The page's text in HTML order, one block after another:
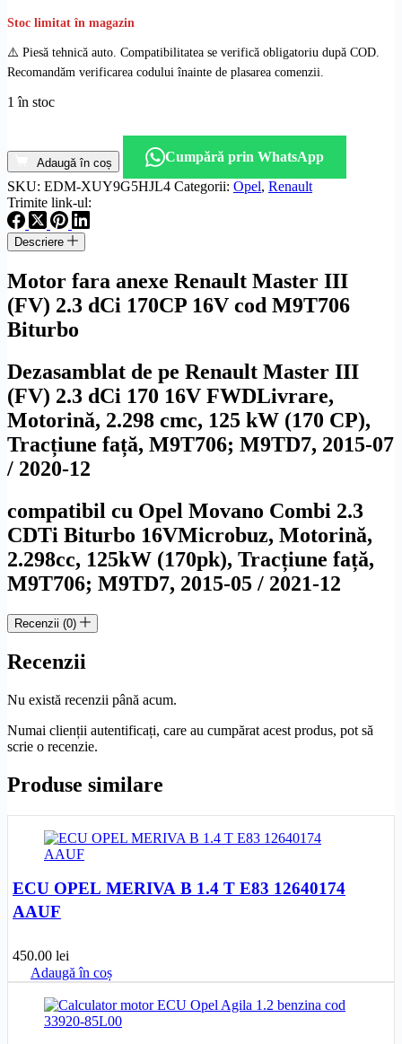
Stoc limitat în magazin
⚠️ Piesă tehnică auto. Compatibilitatea se verifică obligatoriu după COD.
Recomandăm verificarea codului înainte de plasarea comenzii.
1 în stoc
Motor
anexe
Renault
Master
III
(FV)
dCi
170CP
16V
cod
M9T706
Adaugă în coș
Cumpără prin WhatsApp
SKU: EDM-XUY9G5HJL4 Categorii: Opel, Renault
Trimite link-ul:
Descriere
Motor fara anexe Renault Master III
(FV) 2.3 dCi 170CP 16V cod M9T706
Biturbo
Dezasamblat de pe Renault Master III
(FV) 2.3 dCi 170 16V FWDLivrare,
Motorină, 2.298 cmc, 125 kW (170 CP),
Tracțiune față, M9T706; M9TD7, 2015-07
/ 2020-12
compatibil cu Opel Movano Combi 2.3
CDTi Biturbo 16VMicrobuz, Motorină,
2.298cc, 125kW (170pk), Tracțiune față,
M9T706; M9TD7, 2015-05 / 2021-12
Recenzii (0)
Recenzii
Nu există recenzii până acum.
Numai clienții autentificați, care au cumpărat acest produs, pot să
scrie o recenzie.
Produse similare
ECU OPEL MERIVA B 1.4 T E83 12640174
AAUF
450.00 lei
Adaugă în coș